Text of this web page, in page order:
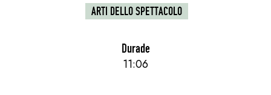
ARTI DELLO SPETTACOLO
Durade
11:06